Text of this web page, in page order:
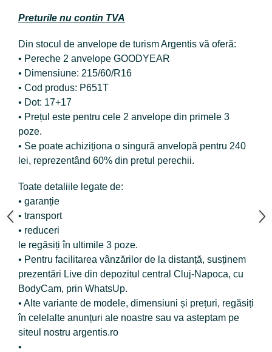
Preturile nu contin TVA
Din stocul de anvelope de turism Argentis vă oferă:
• Pereche 2 anvelope GOODYEAR
• Dimensiune: 215/60/R16
• Cod produs: P651T
• Dot: 17+17
• Prețul este pentru cele 2 anvelope din primele 3
poze.
• Se poate achiziționa o singură anvelopă pentru 240
lei, reprezentând 60% din pretul perechii.
Toate detaliile legate de:
• garanție
• transport
• reduceri
le regăsiți în ultimile 3 poze.
• Pentru facilitarea vânzărilor de la distanță, susținem
prezentări Live din depozitul central Cluj-Napoca, cu
BodyCam, prin WhatsUp.
• Alte variante de modele, dimensiuni și prețuri, regăsiți
în celelalte anunțuri ale noastre sau va asteptam pe
siteul nostru argentis.ro
•